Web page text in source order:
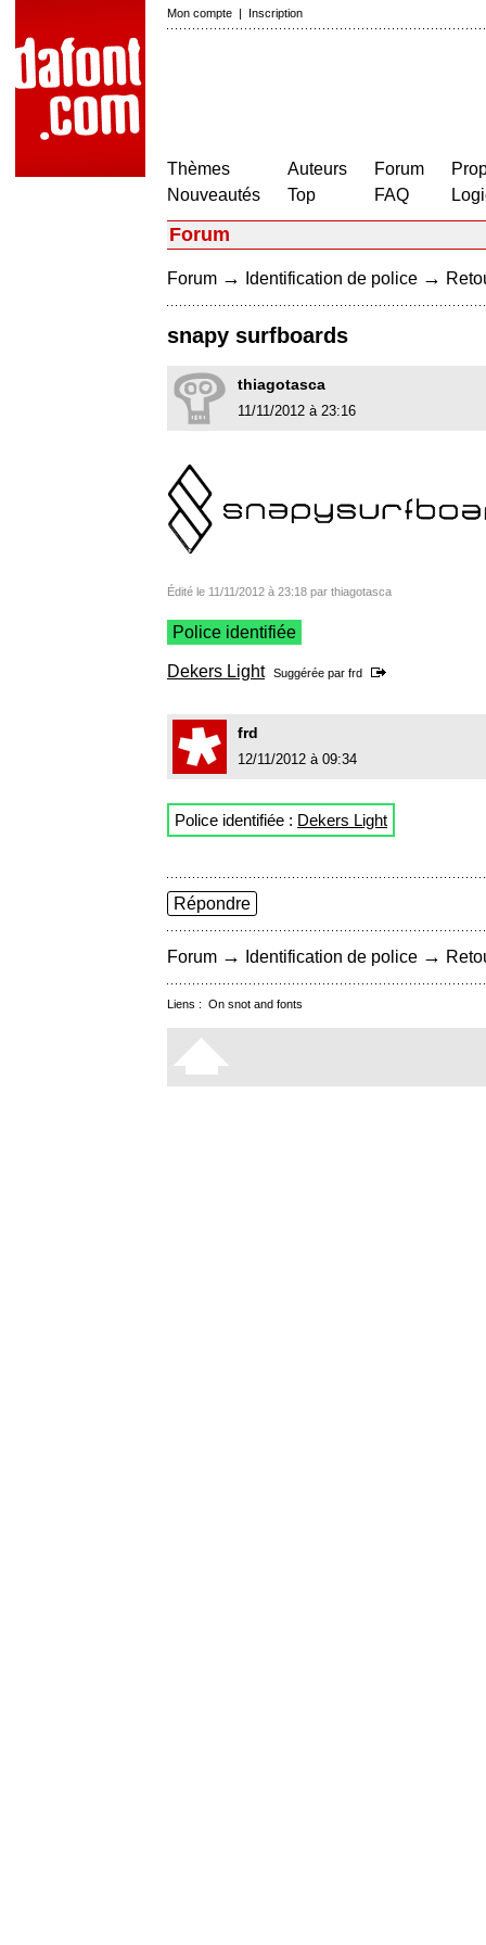
Mon compte | Inscription
Thèmes
Nouveautés
Auteurs
Top
Forum
FAQ
Forum
Forum → Identification de police →
snapy surfboards
thiagotasca
11/11/2012 à 23:16
Édité le 11/11/2012 à 23:18 par thiagotasca
Police identifiée
Dekers Light Suggérée par frd
frd
12/11/2012 à 09:34
Police identifiée : Dekers Light
Répondre
Forum → Identification de police →
Liens : On snot and fonts